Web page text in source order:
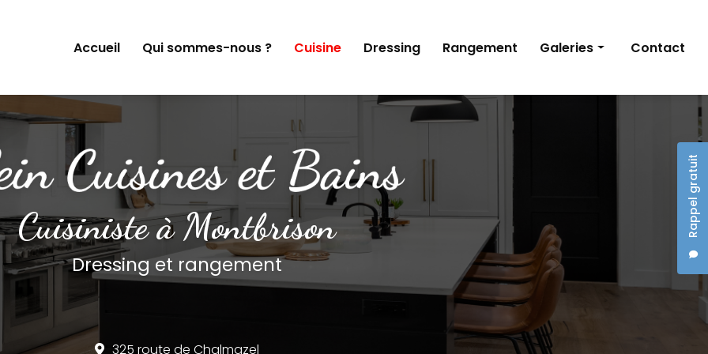
Rappel gratuit
Accueil Qui sommes-nous ? Cuisine Dressing Rangement Galeries Contact
Cuisiniste à Montbrison
Dressing et rangement
325 route de Chalmazel